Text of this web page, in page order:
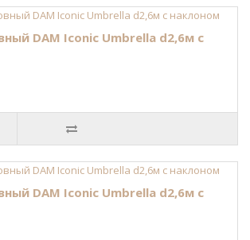
DAM Iconic Umbrella d2,6м с
DAM Iconic Umbrella d2,6м с